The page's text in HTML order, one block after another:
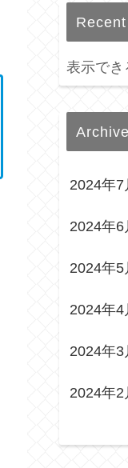
表示でき
2024年7
2024年6
2024年5
2024年4
2024年3
2024年2